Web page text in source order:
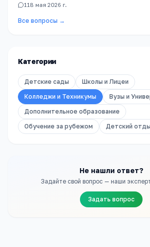
1 18 мая 2026 г.
Все вопросы →
Категории
Детские сады
Школы и Лицеи
Колледжи и Техникумы
Вузы и
Дополнительное образование
Обучение за рубежом
Детский
Не нашли ответ?
Задайте свой вопрос — наши
Задать вопрос